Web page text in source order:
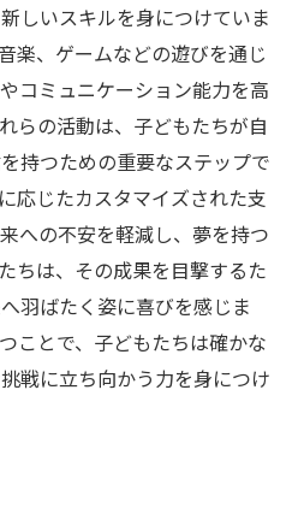
しいスキルを身につけていま
楽、ゲームなどの遊びを通じ
コミュニケーション能力を高
らの活動は、子どもたちが自
持つための重要なステップで
応じたカスタマイズされた支
への不安を軽減し、夢を持つ
ちは、その成果を目撃するた
羽ばたく姿に喜びを感じま
ことで、子どもたちは確かな
戦に立ち向かう力を身につけ